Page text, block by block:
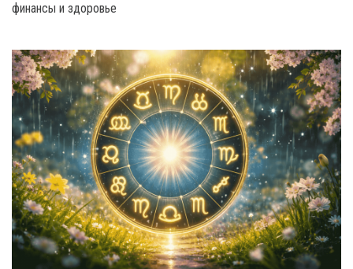
финансы и здоровье